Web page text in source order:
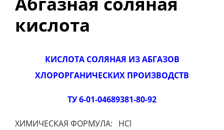
кислота
КИСЛОТА СОЛЯНАЯ ИЗ АБГАЗОВ
ХЛОРОРГАНИЧЕСКИХ ПРОИЗВОДСТВ
ТУ 6-01-04689381-80-92
ХИМИЧЕСКАЯ ФОРМУЛА: HCl